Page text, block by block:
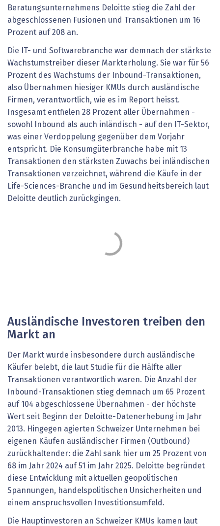
Beratungsunternehmens Deloitte stieg die Zahl der
abgeschlossenen Fusionen und Transaktionen um 16
Prozent auf 208 an.
Die IT- und Softwarebranche war demnach der stärkste
Wachstumstreiber dieser Markterholung. Sie war für 56
Prozent des Wachstums der Inbound-Transaktionen,
also Übernahmen hiesiger KMUs durch ausländische
Firmen, verantwortlich, wie es im Report heisst.
Insgesamt entfielen 28 Prozent aller Übernahmen -
sowohl Inbound als auch inländisch - auf den IT-Sektor,
was einer Verdoppelung gegenüber dem Vorjahr
entspricht. Die Konsumgüterbranche habe mit 13
Transaktionen den stärksten Zuwachs bei inländischen
Transaktionen verzeichnet, während die Käufe in der
Life-Sciences-Branche und im Gesundheitsbereich laut
Deloitte deutlich zurückgingen.
Ausländische Investoren treiben den
Markt an
Der Markt wurde insbesondere durch ausländische
Käufer belebt, die laut Studie für die Hälfte aller
Transaktionen verantwortlich waren. Die Anzahl der
Inbound-Transaktionen stieg demnach um 65 Prozent
auf 104 abgeschlossene Übernahmen - der höchste
Wert seit Beginn der Deloitte-Datenerhebung im Jahr
2013. Hingegen agierten Schweizer Unternehmen bei
eigenen Käufen ausländischer Firmen (Outbound)
zurückhaltender: die Zahl sank hier um 25 Prozent von
68 im Jahr 2024 auf 51 im Jahr 2025. Deloitte begründet
diese Entwicklung mit aktuellen geopolitischen
Spannungen, handelspolitischen Unsicherheiten und
einem anspruchsvollen Investitionsumfeld.
Die Hauptinvestoren an Schweizer KMUs kamen laut